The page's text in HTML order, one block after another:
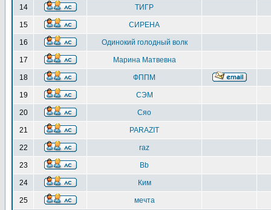
14 ТИГР
15 СИРЕНА
16 Одинокий голодный волк
17 Марина Матвевна
18 ФППМ
19 СЭМ
20 Сяо
21 PARAZIT
22 raz
23 Bb
24 Ким
25 мечта